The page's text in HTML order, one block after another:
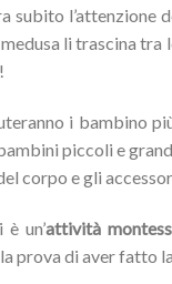
subito l’attenzione
li trascina
!
i bambino
piccoli e
corpo e gli
è un’attività
prova di aver fatto